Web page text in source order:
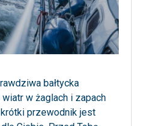
bałtycka
w żaglach i zapach
przewodnik jest